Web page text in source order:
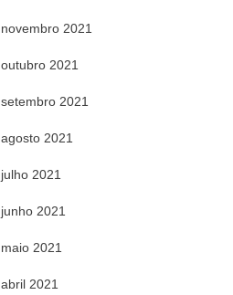
novembro 2021
outubro 2021
setembro 2021
agosto 2021
julho 2021
junho 2021
maio 2021
abril 2021